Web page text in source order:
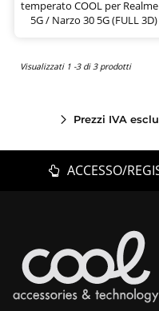
temperato COOL per
5G / Narzo 30 5G (FULL 3D)
Visualizzati 1 -3 di 3 prodotti
Prezzi IVA
ACCESSO/